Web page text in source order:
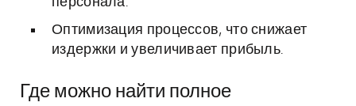
Оптимизация процессов, что снижает
издержки и увеличивает прибыль.
Где можно найти полное